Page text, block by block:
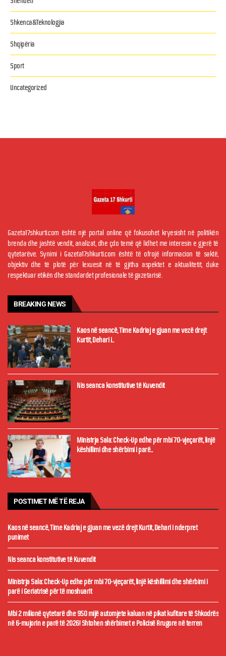
Shkenca&Teknologjia
Shqipëria
Sport
Uncategorized
Gazeta17shkurti.com është një portal online që fokusohet kryesisht në politikën
brenda dhe jashtë vendit, analizat, dhe çdo temë që lidhet me interesin e gjerë të
qytetarëve. Synimi i Gazeta17shkurti.com është të ofrojë informacion të saktë,
objektiv dhe të plotë për lexuesit në të gjitha aspektet e aktualitetit, duke
respektuar etikën dhe standardet profesionale të gazetarisë.
BREAKING NEWS
Kaos në seancë, Time Kadriaj e gjuan me vezë drejt
Kurtit, Dehari i...
Nis seanca konstitutive të Kuvendit
Ministrja Sala: Check-Up edhe për mbi 70-vjeçarët, linjë
këshillimi dhe shërbimi i parë...
POSTIMET MË TË REJA
Kaos në seancë, Time Kadriaj e gjuan me vezë drejt Kurtit, Dehari i nderpret
punimet
Nis seanca konstitutive të Kuvendit
Ministrja Sala: Check-Up edhe për mbi 70-vjeçarët, linjë këshillimi dhe shërbimi i
parë i Geriatrisë për të moshuarit
Mbi 2 milionë qytetarë dhe 950 mijë automjete kaluan në pikat kufitare të Shkodrës
në 6-mujorin e parë të 2026! Shtohen shërbimet e Policisë Rrugore në terren